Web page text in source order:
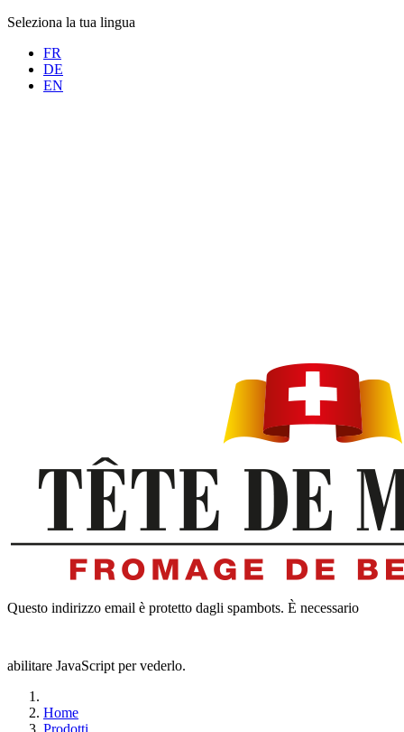
Seleziona la tua lingua
FR
DE
EN
Questo indirizzo email è protetto dagli spambots. È necessario
abilitare JavaScript per vederlo.
Home
Prodotti